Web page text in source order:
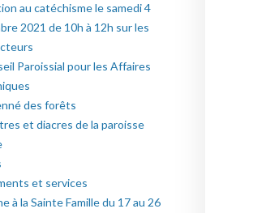
au catéchisme le samedi 4
2021 de 10h à 12h sur les
Paroissial pour les Affaires
des forêts
et diacres de la paroisse
et services
à la Sainte Famille du 17 au 26